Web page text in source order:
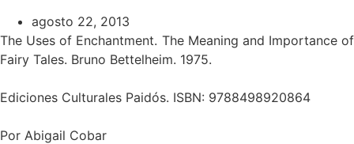
agosto 22, 2013
The Uses of Enchantment. The Meaning and Importance of
Fairy Tales. Bruno Bettelheim. 1975.
Ediciones Culturales Paidós. ISBN: 9788498920864
Por Abigail Cobar